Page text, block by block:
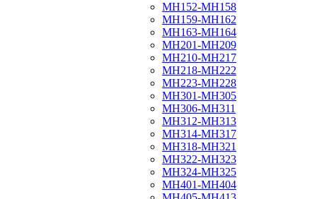
МН152-МН158
МН159-МН162
МН163-МН164
МН201-МН209
МН210-МН217
МН218-МН222
МН223-МН228
МН301-МН305
МН306-МН311
МН312-МН313
МН314-МН317
МН318-МН321
МН322-МН323
МН324-МН325
МН401-МН404